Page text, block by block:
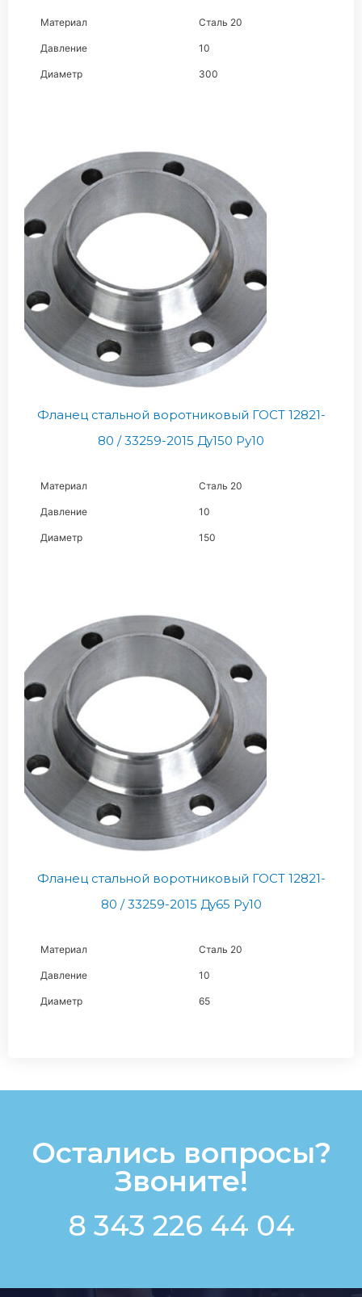
Материал Сталь 20
Давление 10
Диаметр 300
Фланец стальной воротниковый ГОСТ 12821-
80 / 33259-2015 Ду150 Ру10
Материал Сталь 20
Давление 10
Диаметр 150
Фланец стальной воротниковый ГОСТ 12821-
80 / 33259-2015 Ду65 Ру10
Материал Сталь 20
Давление 10
Диаметр 65
Остались вопросы?
Звоните!
8 343 226 44 04